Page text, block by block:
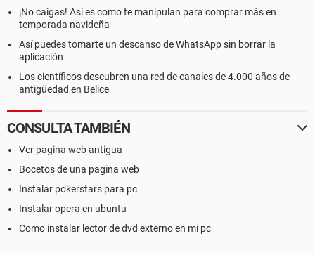
¡No caigas! Así es como te manipulan para comprar más en
temporada navideña
Así puedes tomarte un descanso de WhatsApp sin borrar la
aplicación
Los científicos descubren una red de canales de 4.000 años de
antigüedad en Belice
CONSULTA TAMBIÉN
Ver pagina web antigua
Bocetos de una pagina web
Instalar pokerstars para pc
Instalar opera en ubuntu
Como instalar lector de dvd externo en mi pc